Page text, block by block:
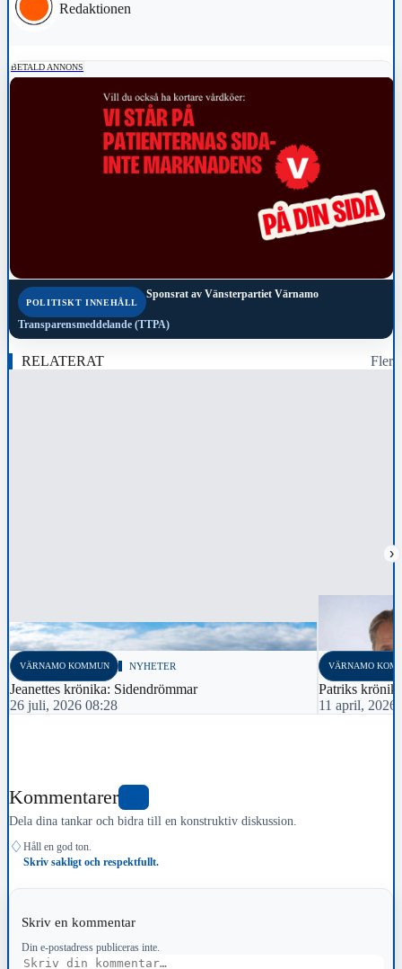
Redaktionen
BETALD ANNONS
POLITISKT INNEHÅLL
Sponsrat av Vänsterpartiet Värnamo
Transparensmeddelande (TTPA)
RELATERAT Fler
›
VÄRNAMO KOMMUN NYHETER
Jeanettes krönika: Sidendrömmar
26 juli, 2026 08:28
VÄRNAMO
Patriks
11 april, 2026
Kommentarer
Dela dina tankar och bidra till en konstruktiv diskussion.
♢ Håll en god ton.
Skriv sakligt och respektfullt.
Skriv en kommentar
Din e-postadress publiceras inte.
Kommentar